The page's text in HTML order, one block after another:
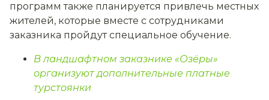
программ также планируется привлечь местных
жителей, которые вместе с сотрудниками
заказника пройдут специальное обучение.
В ландшафтном заказнике «Озёры»
организуют дополнительные платные
турстоянки